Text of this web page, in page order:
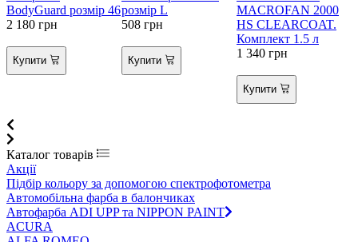
BodyGuard розмір 46
2 180 грн
Купити
розмір L
508 грн
Купити
MACROFAN 2000
HS CLEARCOAT.
Комплект 1.5 л
1 340 грн
Купити
Каталог товарів
Акції
Підбір кольору за допомогою спектрофотометра
Автомобільна фарба в балончиках
Автофарба ADI UPP та NIPPON PAINT
ACURA